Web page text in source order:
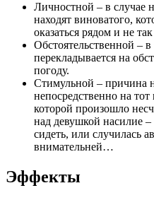
Личностной – в случае
находят виноватого,
оказаться рядом и не
Обстоятельственной – в
перекладывается на
погоду.
Стимульной – причина
непосредственно на
которой произошло
над девушкой насилие
сидеть, или случилась
внимательней…
Эффекты